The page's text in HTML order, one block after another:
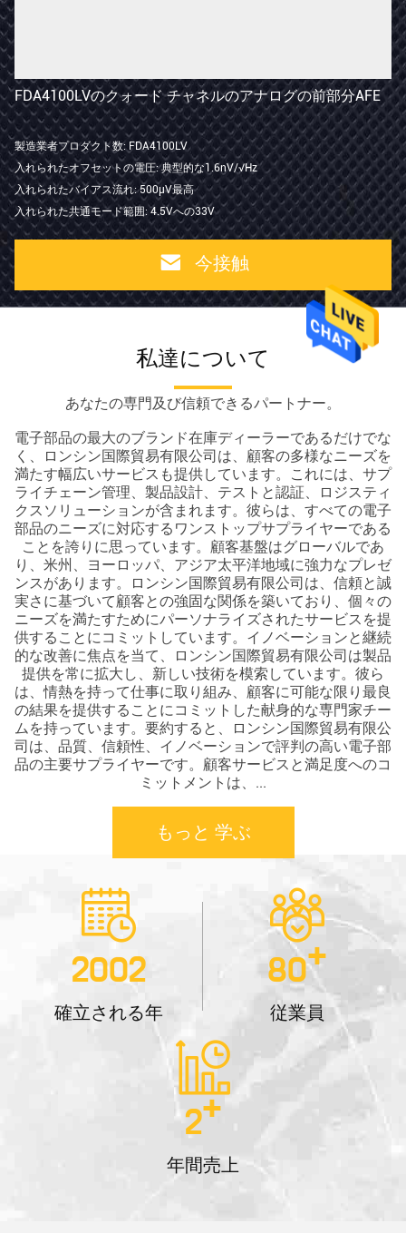
FDA4100LVのクォード チャネルのアナログの前部分AFE
製造業者プロダクト数: FDA4100LV
入れられたオフセットの電圧: 典型的な1.6nV/√Hz
入れられたバイアス流れ: 500µV最高
入れられた共通モード範囲: 4.5Vへの33V
今接触
私達について
あなたの専門及び信頼できるパートナー。
電子部品の最大のブランド在庫ディーラーであるだけでな
く、ロンシン国際貿易有限公司は、顧客の多様なニーズを
満たす幅広いサービスも提供しています。これには、サプ
ライチェーン管理、製品設計、テストと認証、ロジスティ
クスソリューションが含まれます。彼らは、すべての電子
部品のニーズに対応するワンストップサプライヤーである
ことを誇りに思っています。顧客基盤はグローバルであ
り、米州、ヨーロッパ、アジア太平洋地域に強力なプレゼ
ンスがあります。ロンシン国際貿易有限公司は、信頼と誠
実さに基づいて顧客との強固な関係を築いており、個々の
ニーズを満たすためにパーソナライズされたサービスを提
供することにコミットしています。イノベーションと継続
的な改善に焦点を当て、ロンシン国際貿易有限公司は製品
提供を常に拡大し、新しい技術を模索しています。彼ら
は、情熱を持って仕事に取り組み、顧客に可能な限り最良
の結果を提供することにコミットした献身的な専門家チー
ムを持っています。要約すると、ロンシン国際貿易有限公
司は、品質、信頼性、イノベーションで評判の高い電子部
品の主要サプライヤーです。顧客サービスと満足度へのコ
ミットメントは、...
もっと 学ぶ
2002
確立される年
80+
従業員
2+
年間売上